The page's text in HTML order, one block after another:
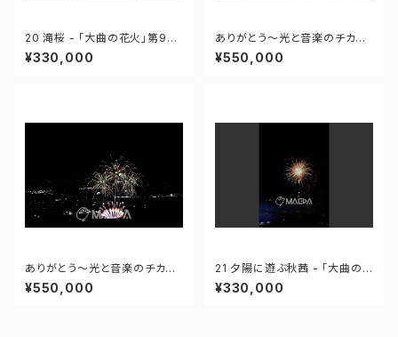
20 滝桜 - 「大曲の花火」第96
回全国花火競技大会 - 172558
419995110
¥330,000
ありがとう～光と音楽のチカラ
～ - 大曲の花火―春の章―「新
作花火コレクション2024 世界
¥550,000
ありがとう～光と音楽のチカラ
～ - 大曲の花火―春の章―「新
作花火コレクション2024 世界
¥550,000
21 夕陽に遊ぶ秋茜 - 「大曲の
花火」第96回全国花火競技大会
- 172558419949425
¥330,000